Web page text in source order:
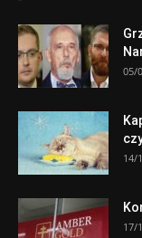
05/
14/
17/